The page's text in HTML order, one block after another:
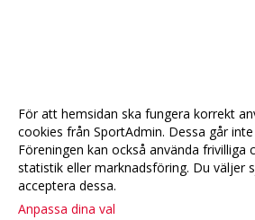
För att hemsidan ska fungera korrekt
cookies från SportAdmin. Dessa går
Föreningen kan också använda frivilliga
statistik eller marknadsföring. Du väljer
acceptera dessa.
Anpassa dina val